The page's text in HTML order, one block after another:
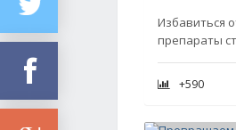
Избавиться
препараты
+590